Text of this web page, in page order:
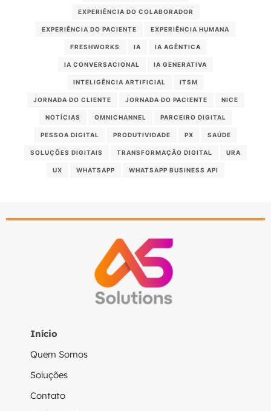
EXPERIÊNCIA DO COLABORADOR
EXPERIÊNCIA DO PACIENTE EXPERIÊNCIA HUMANA
FRESHWORKS IA IA AGÊNTICA
IA CONVERSACIONAL IA GENERATIVA
INTELIGÊNCIA ARTIFICIAL ITSM
JORNADA DO CLIENTE JORNADA DO PACIENTE NICE
NOTÍCIAS OMNICHANNEL PARCEIRO DIGITAL
PESSOA DIGITAL PRODUTIVIDADE PX SAÚDE
SOLUÇÕES DIGITAIS TRANSFORMAÇÃO DIGITAL URA
UX WHATSAPP WHATSAPP BUSINESS API
Início
Quem Somos
Soluções
Contato